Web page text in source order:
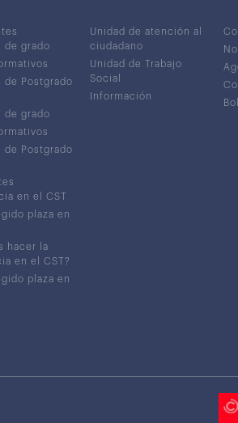
de grado
de Postgrado
de grado
de Postgrado
en el CST
plaza en
hacer la
en el CST?
plaza en
Unidad de atención al
ciudadano
Unidad de Trabajo
Social
Información